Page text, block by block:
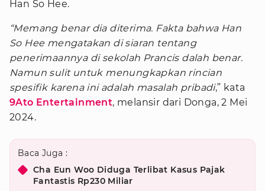
Han So Hee.
“Memang benar dia diterima. Fakta bahwa Han
So Hee mengatakan di siaran tentang
penerimaannya di sekolah Prancis dalah benar.
Namun sulit untuk menungkapkan rincian
spesifik karena ini adalah masalah pribadi,” kata
9Ato Entertainment, melansir dari Donga, 2 Mei
2024.
Baca Juga :
Cha Eun Woo Diduga Terlibat Kasus Pajak
Fantastis Rp230 Miliar